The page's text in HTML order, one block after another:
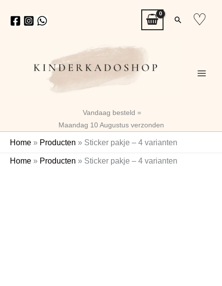
naar
Zoeken
♡
Vandaag besteld =
Maandag 10 Augustus verzonden
Home » Producten » Sticker pakje – 4 varianten
Home » Producten » Sticker pakje – 4 varianten
Sticker